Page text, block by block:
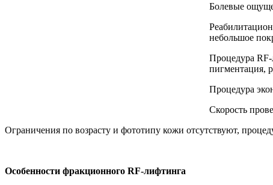
Болевые
небольшое
Процедура
пигментация,
Процедура
Скорость
Ограничения по возрасту и фототипу кожи отсутствуют,
Особенности фракционного RF-лифтинга